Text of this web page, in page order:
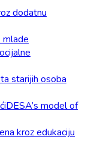
dodatnu
mlade
starijih osoba
model of
kroz edukaciju